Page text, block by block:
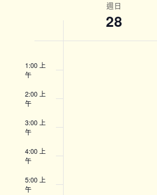
of
Events
週日
28
1:00 上
午
2:00 上
午
3:00 上
午
4:00 上
午
5:00 上
午